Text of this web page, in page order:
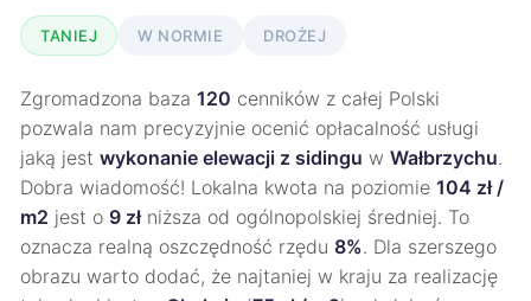
TANIEJ W NORMIE DROŻEJ
Zgromadzona baza 120 cenników z całej Polski
pozwala nam precyzyjnie ocenić opłacalność usługi
jaką jest wykonanie elewacji z sidingu w Wałbrzychu.
Dobra wiadomość! Lokalna kwota na poziomie 104 zł /
m2 jest o 9 złniższa od ogólnopolskiej średniej. To
oznacza realną oszczędność rzędu 8%. Dla szerszego
obrazu warto dodać, że najtaniej w kraju za realizację